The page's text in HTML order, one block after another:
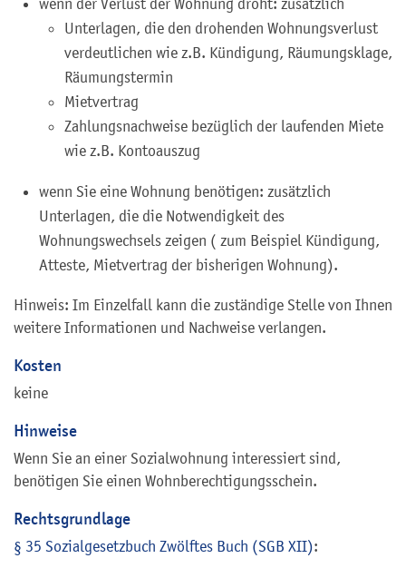
wenn der Verlust der Wohnung droht: zusätzlich
Unterlagen, die den drohenden Wohnungsverlust
verdeutlichen wie z.B. Kündigung, Räumungsklage,
Räumungstermin
Mietvertrag
Zahlungsnachweise bezüglich der laufenden Miete
wie z.B. Kontoauszug
wenn Sie eine Wohnung benötigen: zusätzlich
Unterlagen, die die Notwendigkeit des
Wohnungswechsels zeigen ( zum Beispiel Kündigung,
Atteste, Mietvertrag der bisherigen Wohnung).
Hinweis: Im Einzelfall kann die zuständige Stelle von Ihnen
weitere Informationen und Nachweise verlangen.
Kosten
keine
Hinweise
Wenn Sie an einer Sozialwohnung interessiert sind,
benötigen Sie einen Wohnberechtigungsschein.
Rechtsgrundlage
§ 35 Sozialgesetzbuch Zwölftes Buch (SGB XII):